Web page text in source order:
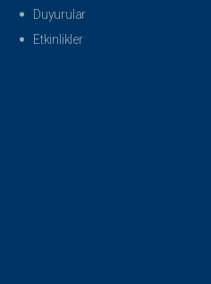
Duyurular
Etkinlikler